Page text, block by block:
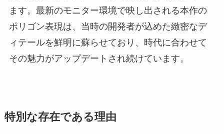
ます。最新のモニター環境で映し出される本作の
ポリゴン表現は、当時の開発者が込めた緻密なデ
ィテールを鮮明に蘇らせており、時代に合わせて
その魅力がアップデートされ続けています。
特別な存在である理由